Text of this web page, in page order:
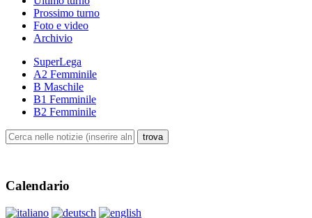
Prossimo turno
Foto e video
Archivio
SuperLega
A2 Femminile
B Maschile
B1 Femminile
B2 Femminile
Calendario